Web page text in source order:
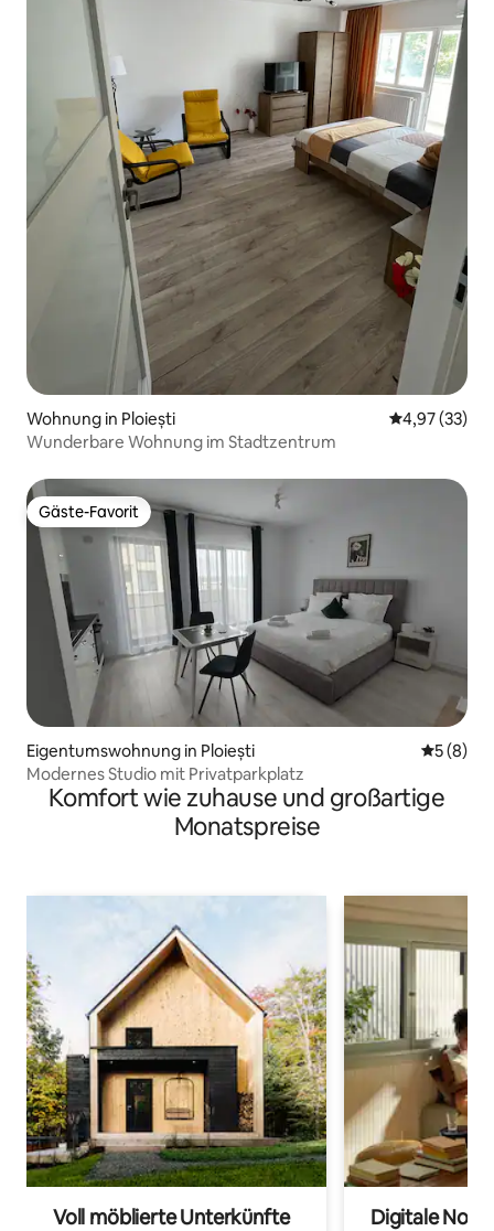
Wohnung in Ploiești
4,97 (33)
Wunderbare Wohnung im Stadtzentrum
Gäste-Favorit
Gäste-Favorit
Eigentumswohnung in Ploiești
5 (8)
Modernes Studio mit Privatparkplatz
Komfort wie zuhause und großartige
Monatspreise
Voll möblierte Unterkünfte
Digitale